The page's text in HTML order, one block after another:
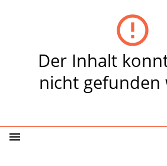
error_outline
Der Inhalt
nicht gefunden
menu